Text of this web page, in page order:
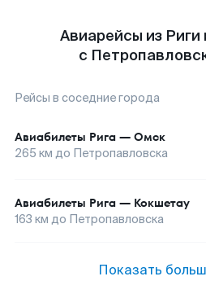
Авиарейсы из
с
Рейсы в соседние города
Авиабилеты Рига — Омск
265 км до Петропавловска
Авиабилеты Рига — Кокшетау
163 км до Петропавловска
Показать